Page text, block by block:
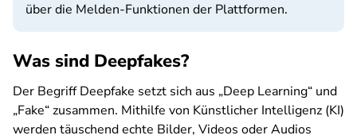
über die Melden-Funktionen der Plattformen.
Was sind Deepfakes?
Der Begriff Deepfake setzt sich aus „Deep Learning“ und
„Fake“ zusammen. Mithilfe von Künstlicher Intelligenz (KI)
werden täuschend echte Bilder, Videos oder Audios